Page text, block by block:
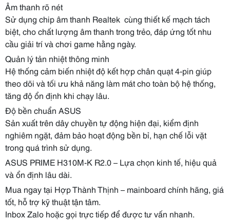
Âm thanh rõ nét
Sử dụng chip âm thanh Realtek cùng thiết kế mạch tách
biệt, cho chất lượng âm thanh trong trẻo, đáp ứng tốt nhu
cầu giải trí và chơi game hằng ngày.
Quản lý tản nhiệt thông minh
Hệ thống cảm biến nhiệt độ kết hợp chân quạt 4-pin giúp
theo dõi và tối ưu khả năng làm mát cho toàn bộ hệ thống,
tăng độ ổn định khi chạy lâu.
Độ bền chuẩn ASUS
Sản xuất trên dây chuyền tự động hiện đại, kiểm định
nghiêm ngặt, đảm bảo hoạt động bền bỉ, hạn chế lỗi vặt
trong quá trình sử dụng.
ASUS PRIME H310M-K R2.0 – Lựa chọn kinh tế, hiệu quả
và ổn định lâu dài.
Mua ngay tại Hợp Thành Thịnh – mainboard chính hãng, giá
tốt, hỗ trợ kỹ thuật tận tâm.
Inbox Zalo hoặc gọi trực tiếp để được tư vấn nhanh.